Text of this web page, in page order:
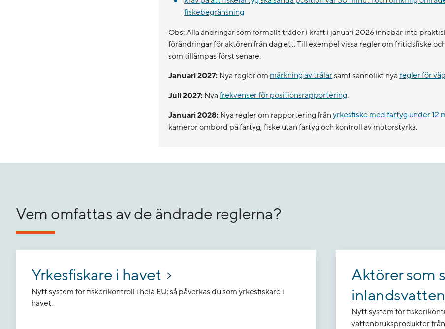
fiskebegränsning
Obs: Alla ändringar som formellt träder i kraft i januari 2026 innebär inte
förändringar för aktören från dag ett. Till exempel vissa regler om fritidsfiske
som tillämpas först senare.
Januari 2027: Nya regler om märkning av trålarsamt sannolikt nya regler för
Juli 2027: Nya frekvenser för positionsrapportering.
Januari 2028: Nya regler om rapportering från yrkesfiske med fartyg under 12
kameror ombord på fartyg, fiske utan fartyg och kontroll av motorstyrka.
Vem omfattas av de ändrade reglerna?
Yrkesfiskare i havet
Nytt system för fiskerikontroll i hela EU: så påverkas du som yrkesfiskare i
havet.
Aktörer som
inlandsvatten
Nytt system för
vattenbruksprodukter